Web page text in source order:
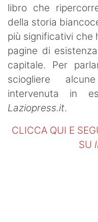
libro che
della storia
più significativi che
pagine di
capitale. Per
sciogliere
intervenuta in
Laziopress.it.
CLICCA QUI E
SU